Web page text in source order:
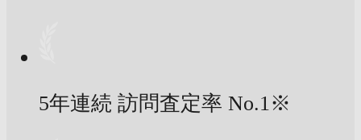
5年連続 訪問査定率 No.1※